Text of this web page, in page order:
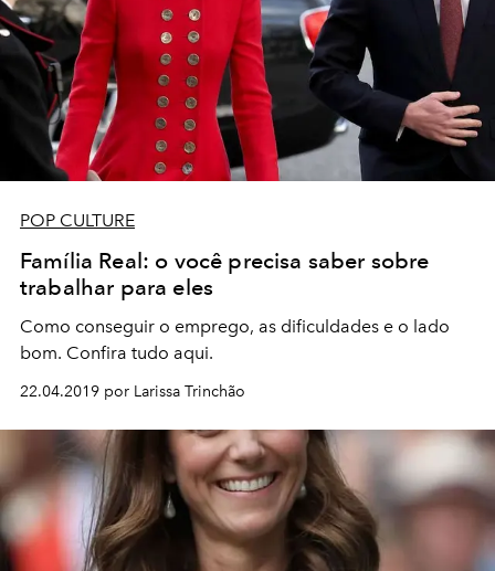
POP CULTURE
Família Real: o você precisa saber sobre
trabalhar para eles
Como conseguir o emprego, as dificuldades e o lado
bom. Confira tudo aqui.
22.04.2019 por Larissa Trinchão